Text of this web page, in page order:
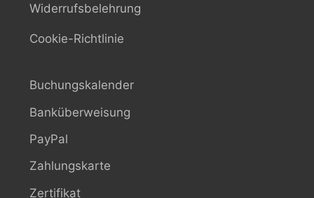
Widerrufsbelehrung
Cookie-Richtlinie
Buchungskalender
Banküberweisung
PayPal
Zahlungskarte
Zertifikat